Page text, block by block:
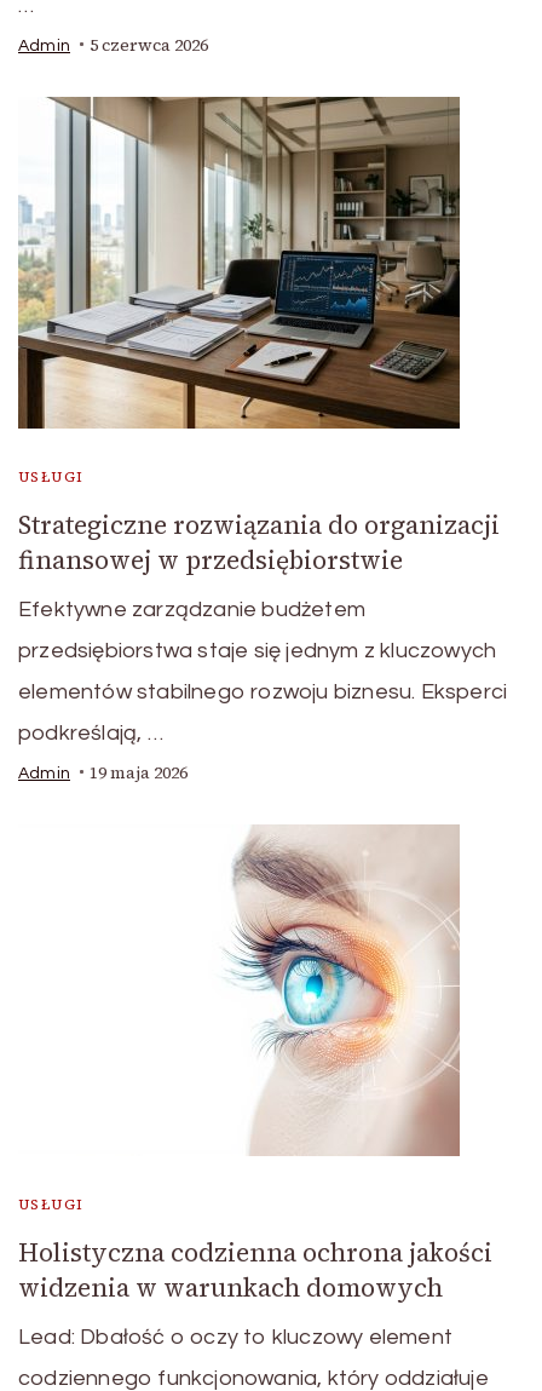
…
Admin 5 czerwca 2026
USŁUGI
Strategiczne rozwiązania do organizacji
finansowej w przedsiębiorstwie
Efektywne zarządzanie budżetem
przedsiębiorstwa staje się jednym z kluczowych
elementów stabilnego rozwoju biznesu. Eksperci
podkreślają, …
Admin 19 maja 2026
USŁUGI
Holistyczna codzienna ochrona jakości
widzenia w warunkach domowych
Lead: Dbałość o oczy to kluczowy element
codziennego funkcjonowania, który oddziałuje